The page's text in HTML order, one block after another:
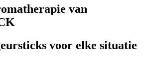
van
voor elke situatie